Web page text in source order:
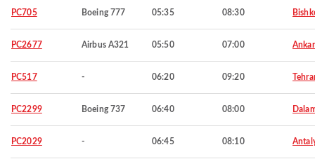
PC705 Boeing 777 05:35 08:30
PC2677 Airbus A321 05:50 07:00
PC517 - 06:20 09:20
PC2299 Boeing 737 06:40 08:00
PC2029 - 06:45 08:10